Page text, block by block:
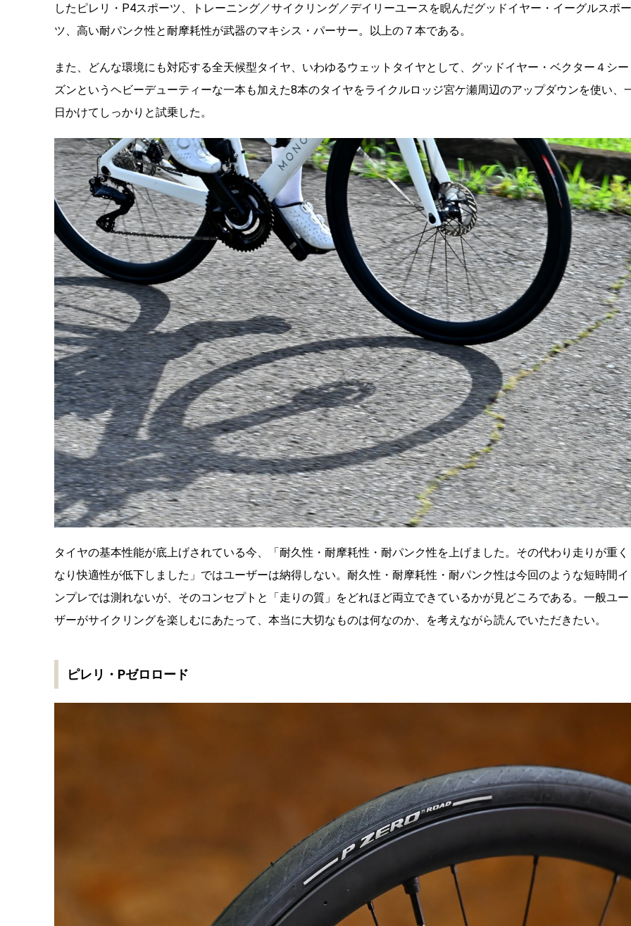
したピレリ・P4スポーツ、トレーニング／サイクリング／デイリーユースを睨んだグッドイヤー・イーグルスポー
ツ、高い耐パンク性と耐摩耗性が武器のマキシス・パーサー。以上の７本である。
また、どんな環境にも対応する全天候型タイヤ、いわゆるウェットタイヤとして、グッドイヤー・ベクター４シー
ズンというヘビーデューティーな一本も加えた8本のタイヤをライクルロッジ宮ケ瀬周辺のアップダウンを使い、
日かけてしっかりと試乗した。
タイヤの基本性能が底上げされている今、「耐久性・耐摩耗性・耐パンク性を上げました。その代わり走りが重く
なり快適性が低下しました」ではユーザーは納得しない。耐久性・耐摩耗性・耐パンク性は今回のような短時間イ
ンプレでは測れないが、そのコンセプトと「走りの質」をどれほど両立できているかが見どころである。一般ユー
ザーがサイクリングを楽しむにあたって、本当に大切なものは何なのか、を考えながら読んでいただきたい。
ピレリ・Pゼロロード